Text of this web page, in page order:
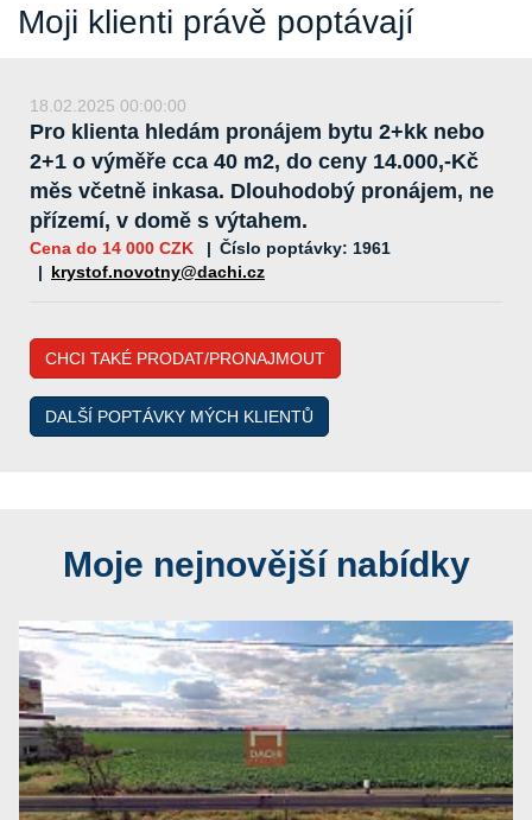
Moji klienti právě poptávají
18.02.2025 00:00:00
Pro klienta hledám pronájem bytu 2+kk nebo
2+1 o výměře cca 40 m2, do ceny 14.000,-Kč
měs včetně inkasa. Dlouhodobý pronájem, ne
přízemí, v domě s výtahem.
Cena do 14 000 CZK
Číslo poptávky: 1961
krystof.novotny@dachi.cz
CHCI TAKÉ PRODAT/PRONAJMOUT
DALŠÍ POPTÁVKY MÝCH KLIENTŮ
Moje nejnovější nabídky